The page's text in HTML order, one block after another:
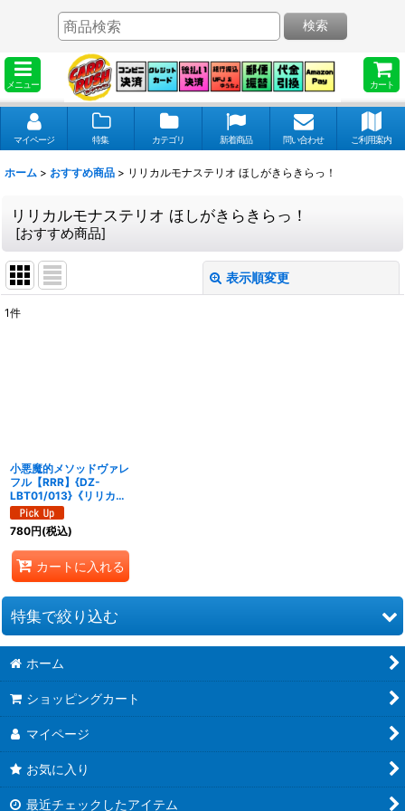
メニュー カート
検索
マイページ 特集 カテゴリ 新着商品 問い合わせ ご利用案内
ホーム > おすすめ商品 > リリカルモナステリオ ほしがきらきらっ！
リリカルモナステリオ ほしがきらきらっ！
[おすすめ商品]
表示順変更
1件
小悪魔的メソッドヴァレ
フル【RRR】{DZ-
LBT01/013}《リリカル
モナステリオ》
780円(税込)
カートに入れる
特集で絞り込む
幻真覚醒
フューチャーカード バディファイト ディザスターフォース
虚影襲雷
ホーム
ショッピングカート
マイページ
お気に入り
最近チェックしたアイテム